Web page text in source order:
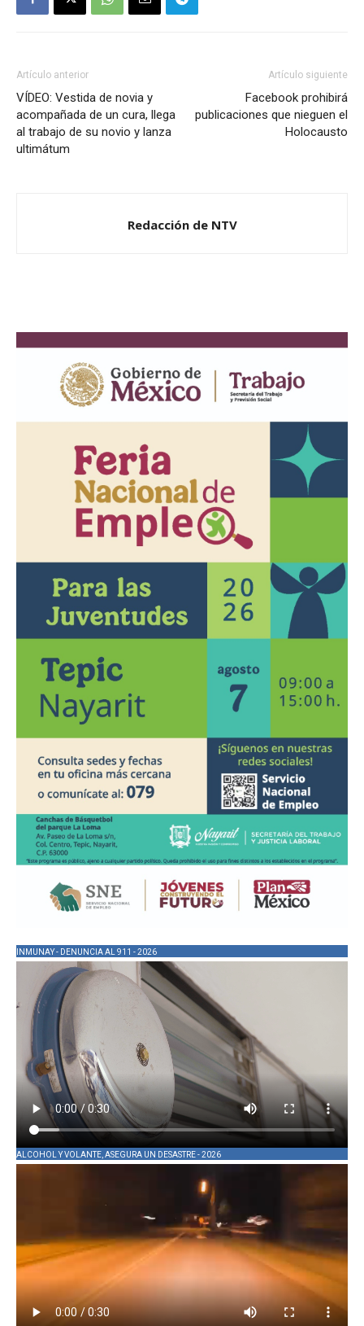
Artículo anterior
VÍDEO: Vestida de novia y
acompañada de un cura, llega
al trabajo de su novio y lanza
ultimátum
Artículo siguiente
Facebook prohibirá
publicaciones que nieguen el
Holocausto
Redacción de NTV
INMUNAY - DENUNCIA AL 911 - 2026
ALCOHOL Y VOLANTE, ASEGURA UN DESASTRE - 2026